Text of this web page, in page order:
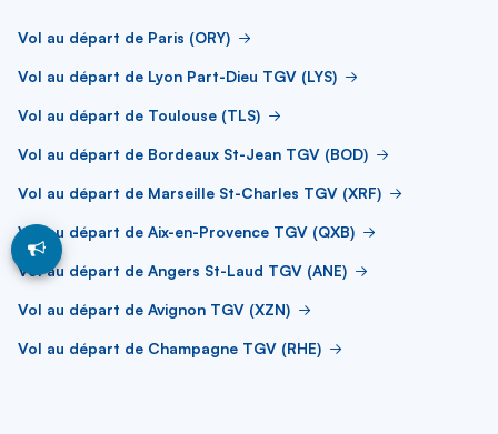
Vol au départ de Paris (ORY)
Vol au départ de Lyon Part-Dieu TGV (LYS)
Vol au départ de Toulouse (TLS)
Vol au départ de Bordeaux St-Jean TGV (BOD)
Vol au départ de Marseille St-Charles TGV (XRF)
Vol au départ de Aix-en-Provence TGV (QXB)
Vol au départ de Angers St-Laud TGV (ANE)
Vol au départ de Avignon TGV (XZN)
Vol au départ de Champagne TGV (RHE)